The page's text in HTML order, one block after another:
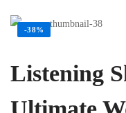
-38%
Listening